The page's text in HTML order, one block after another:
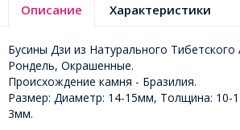
Описание Характеристики
Бусины Дзи из Натурального Тибетского
Рондель, Окрашенные.
Происхождение камня - Бразилия.
Размер: Диаметр: 14-15мм, Толщина: 10-
3мм.